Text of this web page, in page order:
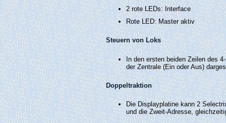
2 rote LEDs: Interface
Rote LED: Master aktiv
Steuern von Loks
In den ersten beiden Zeilen des
der Zentrale (Ein oder Aus)
Doppeltraktion
Die Displayplatine kann 2
und die Zweit-Adresse,